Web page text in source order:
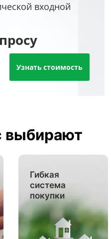
входной
Узнать стоимость
выбирают
Гибкая
система
покупки